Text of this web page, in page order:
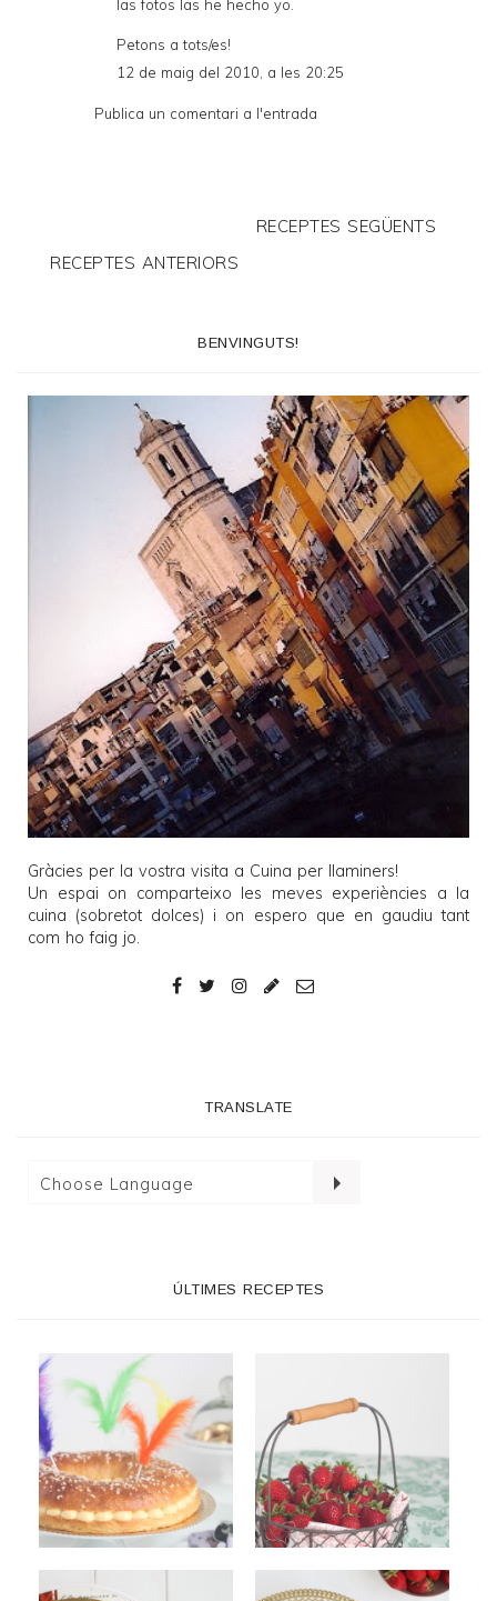
las fotos las he hecho yo.
Petons a tots/es!
12 de maig del 2010, a les 20:25
Publica un comentari a l'entrada
RECEPTES SEGÜENTS
RECEPTES ANTERIORS
BENVINGUTS!
Gràcies per la vostra visita a Cuina per llaminers!
Un espai on comparteixo les meves experiències a la
cuina (sobretot dolces) i on espero que en gaudiu tant
com ho faig jo.
TRANSLATE
ÚLTIMES RECEPTES